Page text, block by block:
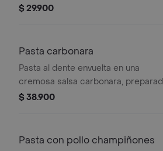
con mantequilla y queso parmesano.
$ 29.900
Pasta carbonara
Pasta al dente envuelta en una
cremosa salsa carbonara,
con tocineta dorada y queso
$ 38.900
Pasta con pollo champiñones